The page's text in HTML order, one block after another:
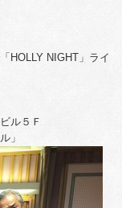
HOLLY NIGHT」ライ
５Ｆ
」